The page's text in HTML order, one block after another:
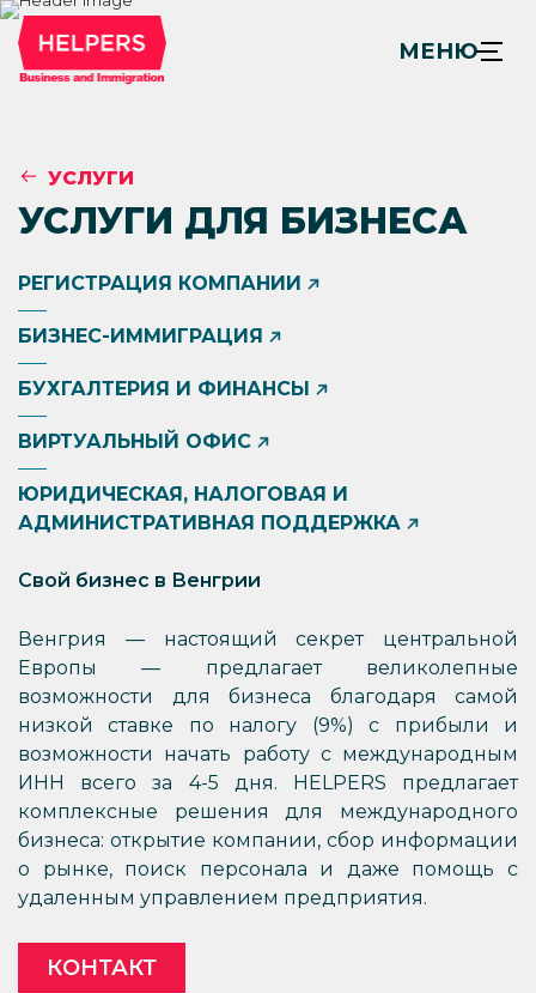
МЕНЮ
УСЛУГИ
УСЛУГИ ДЛЯ БИЗНЕСА
РЕГИСТРАЦИЯ КОМПАНИИ
БИЗНЕС-ИММИГРАЦИЯ
БУХГАЛТЕРИЯ И ФИНАНСЫ
ВИРТУАЛЬНЫЙ ОФИС
ЮРИДИЧЕСКАЯ, НАЛОГОВАЯ И
АДМИНИСТРАТИВНАЯ ПОДДЕРЖКА
Свой бизнес в Венгрии
Венгрия — настоящий секрет центральной
Европы — предлагает великолепные
возможности для бизнеса благодаря самой
низкой ставке по налогу (9%) с прибыли и
возможности начать работу с международным
ИНН всего за 4-5 дня. HELPERS предлагает
комплексные решения для международного
бизнеса: открытие компании, сбор информации
о рынке, поиск персонала и даже помощь с
удаленным управлением предприятия.
КОНТАКТ